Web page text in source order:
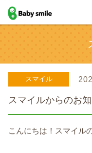
baby smile
スマイル
スマイルからのお
こんにちは！スマイル